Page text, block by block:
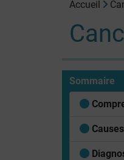
Accueil
Sommaire
Causes